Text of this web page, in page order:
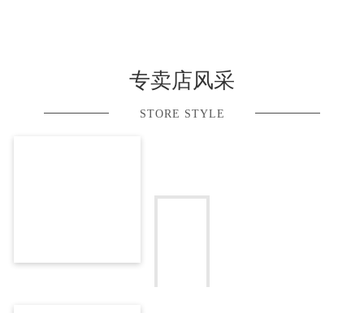
专卖店风采
STORE STYLE